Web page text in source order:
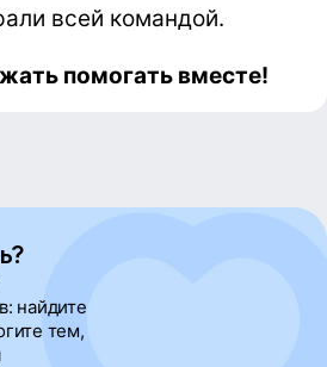
всей командой.
помогать вместе!
найдите
тем,